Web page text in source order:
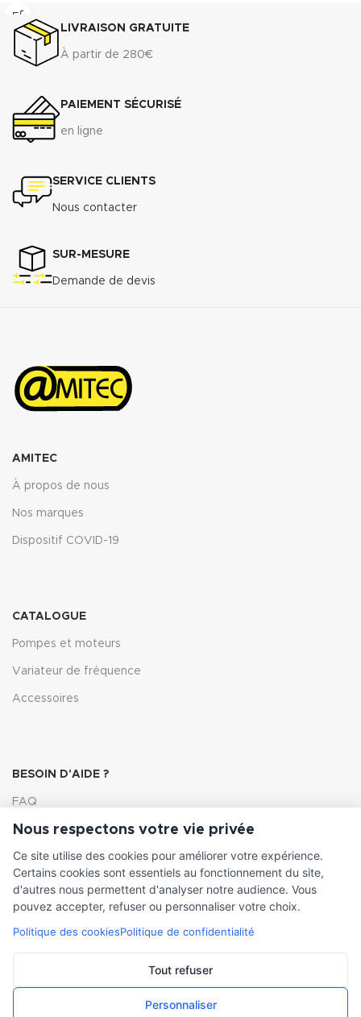
Télécharger la documentation
(.pdf)
LIVRAISON GRATUITE
À partir de 280€
PAIEMENT SÉCURISÉ
en ligne
SERVICE CLIENTS
Nous contacter
SUR-MESURE
Demande de devis
AMITEC
À propos de nous
Nos marques
Dispositif COVID-19
CATALOGUE
Pompes et moteurs
Variateur de fréquence
Accessoires
BESOIN D'AIDE ?
FAQ
Lexique
Comment choisir ma pompe
INFORMATIONS LÉGALES
Mentions légales
Nous respectons votre vie privée
Ce site utilise des cookies pour améliorer votre expérience.
Certains cookies sont essentiels au fonctionnement du site,
d'autres nous permettent d'analyser notre audience. Vous
pouvez accepter, refuser ou personnaliser votre choix.
Politique des cookiesPolitique de confidentialité
Tout refuser
Personnaliser